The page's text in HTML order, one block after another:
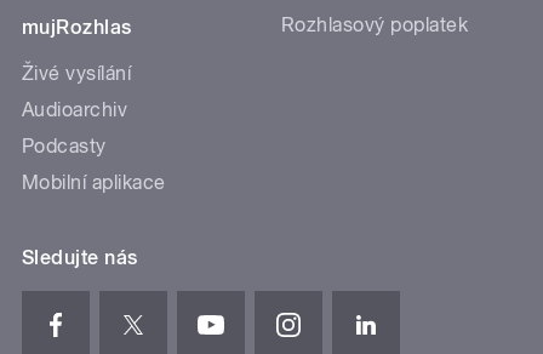
mujRozhlas
Živé vysílání
Audioarchiv
Podcasty
Mobilní aplikace
Rozhlasový poplatek
Sledujte nás